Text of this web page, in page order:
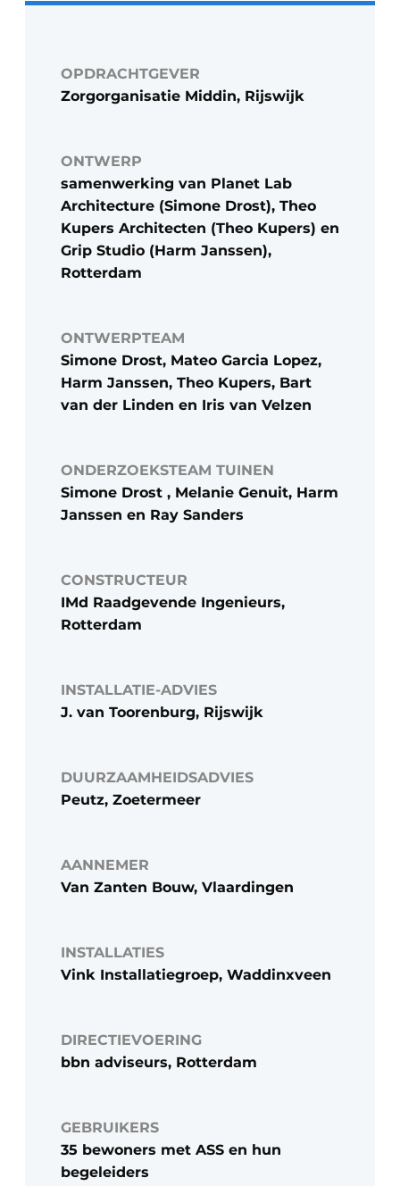
OPDRACHTGEVER
Zorgorganisatie Middin, Rijswijk
ONTWERP
samenwerking van Planet Lab
Architecture (Simone Drost), Theo
Kupers Architecten (Theo Kupers) en
Grip Studio (Harm Janssen),
Rotterdam
ONTWERPTEAM
Simone Drost, Mateo Garcia Lopez,
Harm Janssen, Theo Kupers, Bart
van der Linden en Iris van Velzen
ONDERZOEKSTEAM TUINEN
Simone Drost , Melanie Genuit, Harm
Janssen en Ray Sanders
CONSTRUCTEUR
IMd Raadgevende Ingenieurs,
Rotterdam
INSTALLATIE-ADVIES
J. van Toorenburg, Rijswijk
DUURZAAMHEIDSADVIES
Peutz, Zoetermeer
AANNEMER
Van Zanten Bouw, Vlaardingen
INSTALLATIES
Vink Installatiegroep, Waddinxveen
DIRECTIEVOERING
bbn adviseurs, Rotterdam
GEBRUIKERS
35 bewoners met ASS en hun
begeleiders